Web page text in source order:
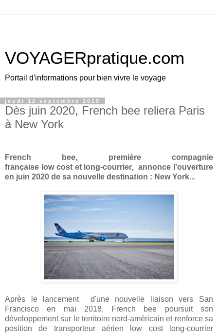
VOYAGERpratique.com
Portail d'informations pour bien vivre le voyage
jeudi 12 septembre 2019
Dès juin 2020, French bee reliera Paris
à New York
French bee, première compagnie
française low cost et long-courrier, annonce l'ouverture
en juin 2020 de sa nouvelle destination : New York...
Après le lancement d'une nouvelle liaison vers San
Francisco en mai 2018, French bee poursuit son
développement sur le territoire nord-américain et renforce sa
position de transporteur aérien low cost long-courrier